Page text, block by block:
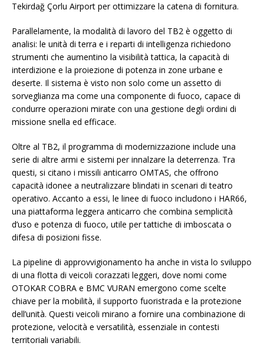
Tekirdağ Çorlu Airport per ottimizzare la catena di fornitura.
Parallelamente, la modalità di lavoro del TB2 è oggetto di
analisi: le unità di terra e i reparti di intelligenza richiedono
strumenti che aumentino la visibilità tattica, la capacità di
interdizione e la proiezione di potenza in zone urbane e
deserte. Il sistema è visto non solo come un assetto di
sorveglianza ma come una componente di fuoco, capace di
condurre operazioni mirate con una gestione degli ordini di
missione snella ed efficace.
Oltre al TB2, il programma di modernizzazione include una
serie di altre armi e sistemi per innalzare la deterrenza. Tra
questi, si citano i missili anticarro OMTAS, che offrono
capacità idonee a neutralizzare blindati in scenari di teatro
operativo. Accanto a essi, le linee di fuoco includono i HAR66,
una piattaforma leggera anticarro che combina semplicità
d’uso e potenza di fuoco, utile per tattiche di imboscata o
difesa di posizioni fisse.
La pipeline di approvvigionamento ha anche in vista lo sviluppo
di una flotta di veicoli corazzati leggeri, dove nomi come
OTOKAR COBRA e BMC VURAN emergono come scelte
chiave per la mobilità, il supporto fuoristrada e la protezione
dell’unità. Questi veicoli mirano a fornire una combinazione di
protezione, velocità e versatilità, essenziale in contesti
territoriali variabili.